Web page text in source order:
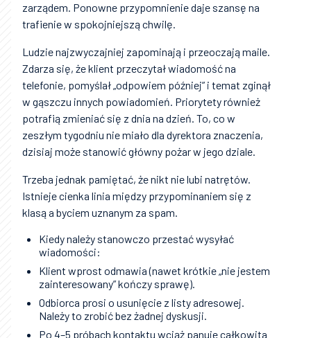
zarządem. Ponowne przypomnienie daje szansę na
trafienie w spokojniejszą chwilę.
Ludzie najzwyczajniej zapominają i przeoczają maile.
Zdarza się, że klient przeczytał wiadomość na
telefonie, pomyślał „odpowiem później” i temat zginął
w gąszczu innych powiadomień. Priorytety również
potrafią zmieniać się z dnia na dzień. To, co w
zeszłym tygodniu nie miało dla dyrektora znaczenia,
dzisiaj może stanowić główny pożar w jego dziale.
Trzeba jednak pamiętać, że nikt nie lubi natrętów.
Istnieje cienka linia między przypominaniem się z
klasą a byciem uznanym za spam.
Kiedy należy stanowczo przestać wysyłać
wiadomości:
Klient wprost odmawia (nawet krótkie „nie jestem
zainteresowany” kończy sprawę).
Odbiorca prosi o usunięcie z listy adresowej.
Należy to zrobić bez żadnej dyskusji.
Po 4–5 próbach kontaktu wciąż panuje całkowita